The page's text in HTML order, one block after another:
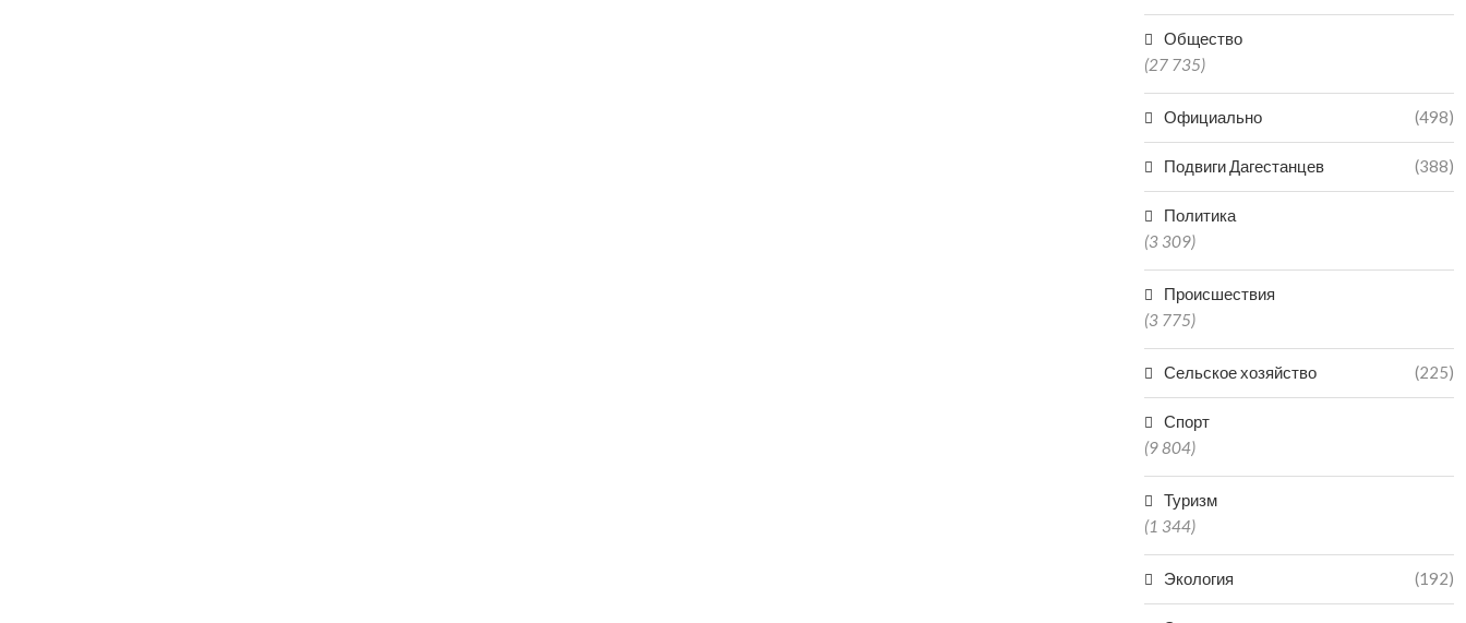
Общество
(27 735)
Официально (498)
Подвиги Дагестанцев (388)
Политика
(3 309)
Происшествия
(3 775)
Сельское хозяйство (225)
Спорт
(9 804)
Туризм
(1 344)
Экология (192)